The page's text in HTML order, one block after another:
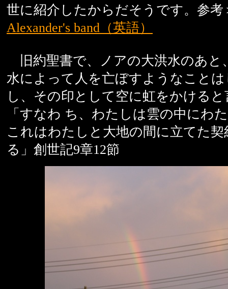
世に紹介したからだそうです。参考
Alexander's band（英語）
旧約聖書で、ノアの大洪水のあと
水によって人を亡ぼすようなこと
し、その印として空に虹をかける
「すなわ ち、わたしは雲の中にわ
これはわたしと大地の間に立てた
る」創世記9章12節